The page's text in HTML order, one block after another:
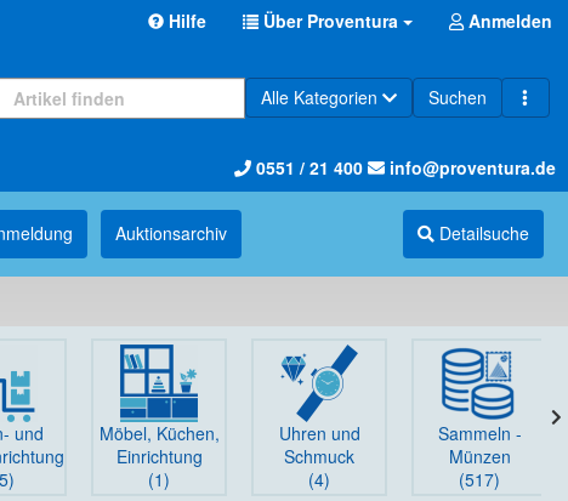
Hilfe Über Proventura Anmelden
Alle Kategorien Suchen
0551 / 21 400 info@proventura.de
Auktions­archiv Detailsuche
und
Möbel, Küchen,
Einrichtung
(1)
Uhren und
Schmuck
(4)
Sammeln -
Münzen
(517)